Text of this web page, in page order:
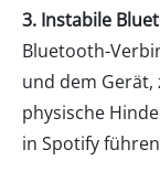
3. Instabile
Bluetooth-
und dem Gerät,
physische
in Spotify